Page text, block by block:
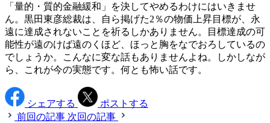
「量的・質的金融緩和」を決してやめるわけにはいきませ
ん。黒田東彦総裁は、自ら掲げた2％の物価上昇目標が、永
遠に達成されないことを祈るしかありません。目標達成の可
能性が遠のけば遠のくほど、ほっと胸をなでおろしているの
でしょうか。こんなに変な話もありませんよね。しかしなが
ら、これが今の実態です。何とも怖い話です。
シェアする
ポストする
前回の記事 次回の記事